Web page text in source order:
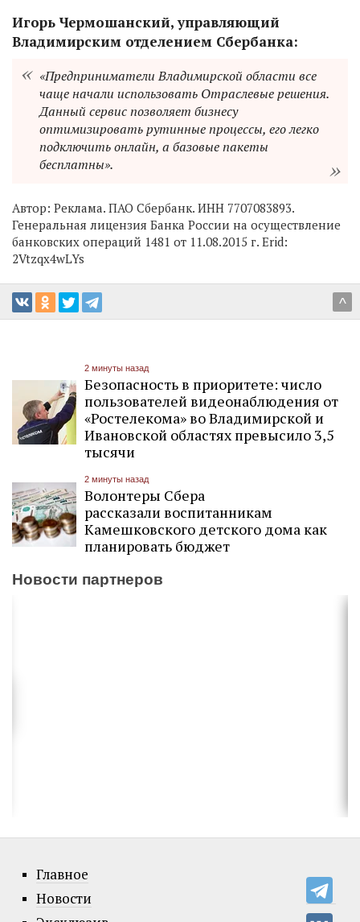
Игорь Чермошанский, управляющий
Владимирским отделением Сбербанка:
«Предприниматели Владимирской области все
чаще начали использовать Отраслевые решения.
Данный сервис позволяет бизнесу
оптимизировать рутинные процессы, его легко
подключить онлайн, а базовые пакеты
бесплатны».
Автор: Реклама. ПАО Сбербанк. ИНН 7707083893.
Генеральная лицензия Банка России на осуществление
банковских операций 1481 от 11.08.2015 г. Еrid:
2Vtzqx4wLYs
^
2 минуты назад
Безопасность в приоритете: число
пользователей видеонаблюдения от
«Ростелекома» во Владимирской и
Ивановской областях превысило 3,5
тысячи
2 минуты назад
Волонтеры Сбера
рассказали воспитанникам
Камешковского детского дома как
планировать бюджет
Новости партнеров
Главное
Новости